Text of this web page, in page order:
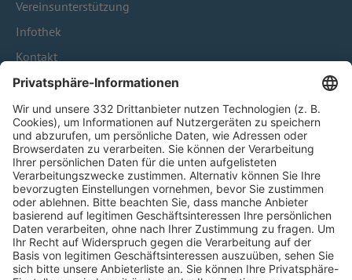
Vereinsunterstützung
Infothek
Kontakt
HÄUFIG BESUCHTE SEITEN
Pässe und Vereinswechsel
Trainerausbildung
Schulungsangebot Vereinsmitarbeiter
BFV-Geschäftsstellen
Trainerbörse
Login SpielPlus